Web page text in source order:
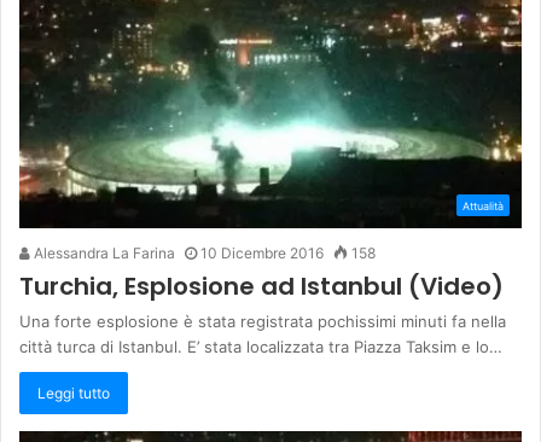
Attualità
Alessandra La Farina 10 Dicembre 2016 158
Turchia, Esplosione ad Istanbul (Video)
Una forte esplosione è stata registrata pochissimi minuti fa nella
città turca di Istanbul. E’ stata localizzata tra Piazza Taksim e lo…
Leggi tutto